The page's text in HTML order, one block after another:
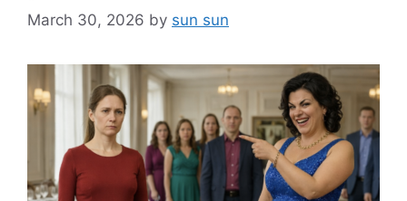
March 30, 2026 by sun sun